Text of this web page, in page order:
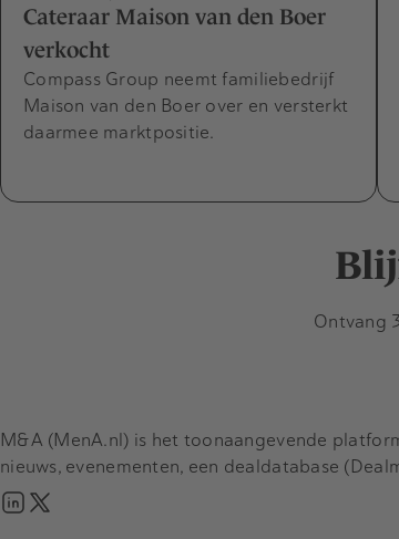
Cateraar Maison van den Boer
verkocht
Compass Group neemt familiebedrijf
Maison van den Boer over en versterkt
daarmee marktpositie.
Ontvang
M&A (MenA.nl) is het toonaangevende
nieuws, evenementen, een dealdatabase